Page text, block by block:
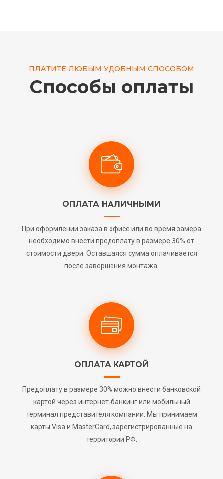
ПЛАТИТЕ ЛЮБЫМ УДОБНЫМ СПОСОБОМ
Способы оплаты
ОПЛАТА НАЛИЧНЫМИ
При оформлении заказа в офисе или во время замера
необходимо внести предоплату в размере 30% от
стоимости двери. Оставшаяся сумма оплачивается
после завершения монтажа.
ОПЛАТА КАРТОЙ
Предоплату в размере 30% можно внести банковской
картой через интернет-банкинг или мобильный
терминал представителя компании. Мы принимаем
карты Visa и MasterCard, зарегистрированные на
территории РФ.